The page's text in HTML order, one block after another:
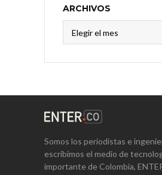
ARCHIVOS
Somos los periodistas e
escribimos el medio de
importante de Colombia,